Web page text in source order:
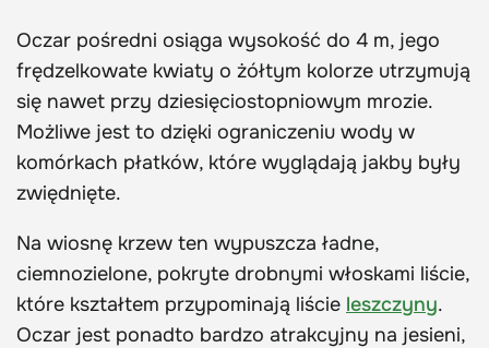
Oczar pośredni osiąga wysokość do 4 m, jego
frędzelkowate kwiaty o żółtym kolorze utrzymują
się nawet przy dziesięciostopniowym mrozie.
Możliwe jest to dzięki ograniczeniu wody w
komórkach płatków, które wyglądają jakby były
zwiędnięte.
Na wiosnę krzew ten wypuszcza ładne,
ciemnozielone, pokryte drobnymi włoskami liście,
które kształtem przypominają liście leszczyny.
Oczar jest ponadto bardzo atrakcyjny na jesieni,